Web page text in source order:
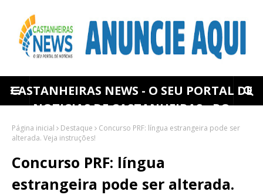
CASTANHEIRAS NEWS - O SEU PORTAL DE
NOTICIAS DE CASTANHEIRAS - RO
Página inicial Destaque
Concurso PRF: língua estrangeira pode ser
alterada. Veja instruções!
Concurso PRF: língua
estrangeira pode ser alterada.